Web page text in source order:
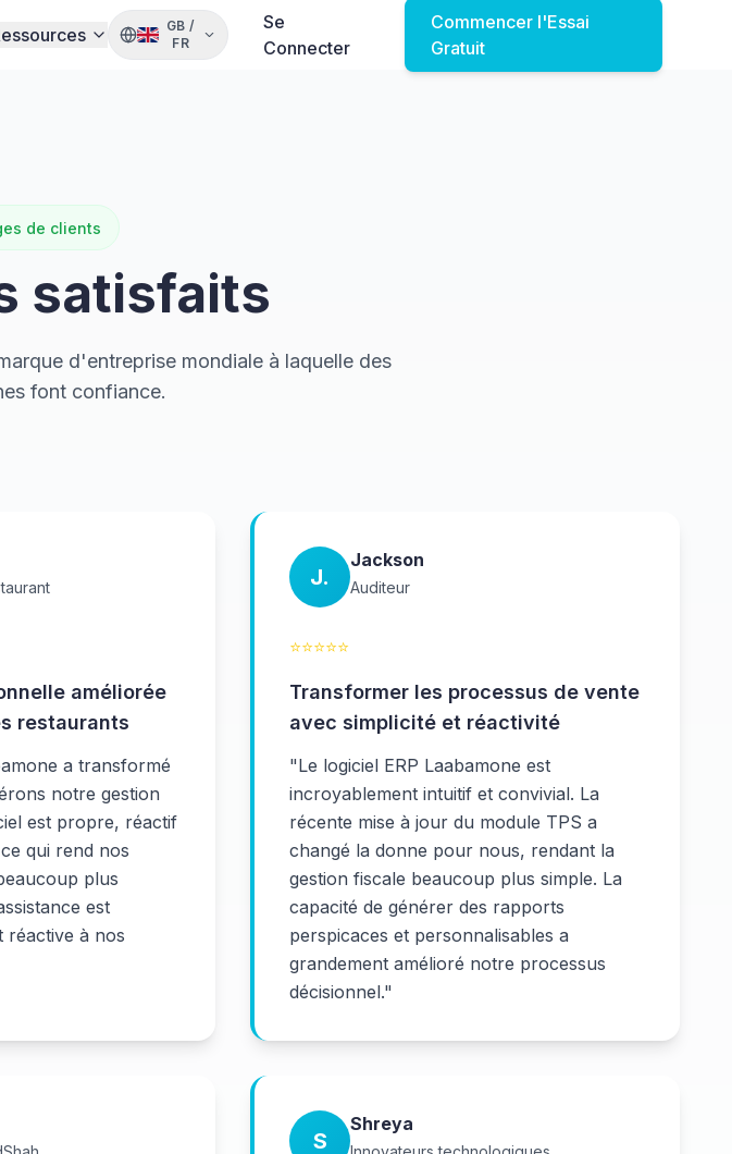
GB /
FR
Se
Connecter
Commencer l'Essai
Gratuit
de clients
satisfaits
d'entreprise mondiale à laquelle des
font confiance.
améliorée
restaurants
a transformé
notre gestion
est propre, réactif
qui rend nos
plus
est
réactive à nos
J.
Jackson
Auditeur
⭐⭐⭐⭐⭐
Transformer les processus de vente
avec simplicité et réactivité
"Le logiciel ERP Laabamone est
incroyablement intuitif et convivial. La
récente mise à jour du module TPS a
changé la donne pour nous, rendant la
gestion fiscale beaucoup plus simple. La
capacité de générer des rapports
perspicaces et personnalisables a
grandement amélioré notre processus
décisionnel."
S
Shreya